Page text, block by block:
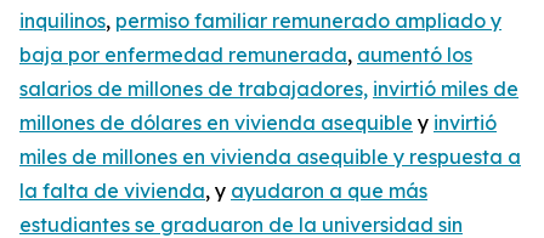
inquilinos, permiso familiar remunerado ampliado y
baja por enfermedad remunerada, aumentó los
salarios de millones de trabajadores, invirtió miles de
millones de dólares en vivienda asequible y invirtió
miles de millones en vivienda asequible y respuesta a
la falta de vivienda, y ayudaron a que más
estudiantes se graduaron de la universidad sin